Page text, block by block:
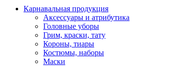
Карнавальная продукция
Аксессуары и атрибутика
Головные уборы
Грим, краски, тату
Короны, тиары
Костюмы, наборы
Маски